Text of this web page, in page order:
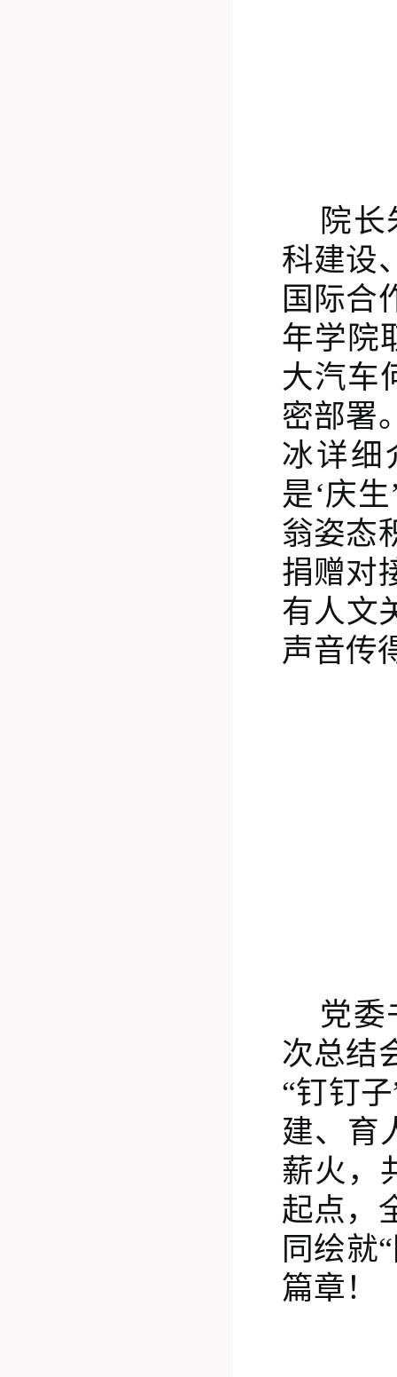
院
科建设
国际合
年学院
大汽车
密部署
冰详细
是‘庆
翁姿态
捐赠对
有人文
声音传
党委
次总结
“钉钉
建、育
薪火，
起点，
同绘就
篇章！